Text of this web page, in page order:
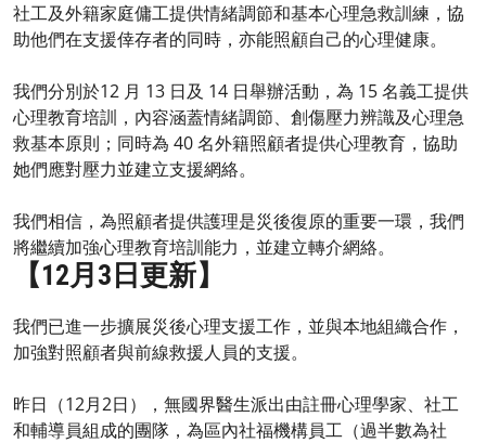
社工及外籍家庭傭工提供情緒調節和基本心理急救訓練，協
助他們在支援倖存者的同時，亦能照顧自己的心理健康。
我們分別於12 月 13 日及 14 日舉辦活動，為 15 名義工提供
心理教育培訓，內容涵蓋情緒調節、創傷壓力辨識及心理急
救基本原則；同時為 40 名外籍照顧者提供心理教育，協助
她們應對壓力並建立支援網絡。
我們相信，為照顧者提供護理是災後復原的重要一環，我們
將繼續加強心理教育培訓能力，並建立轉介網絡。
【12月3日更新】
我們已進一步擴展災後心理支援工作，並與本地組織合作，
加強對照顧者與前線救援人員的支援。
昨日（12月2日），無國界醫生派出由註冊心理學家、社工
和輔導員組成的團隊，為區內社福機構員工（過半數為社